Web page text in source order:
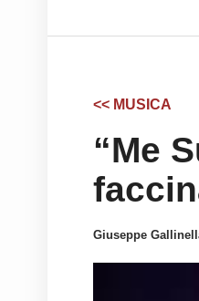
<< MUSICA
“Me
Giuseppe